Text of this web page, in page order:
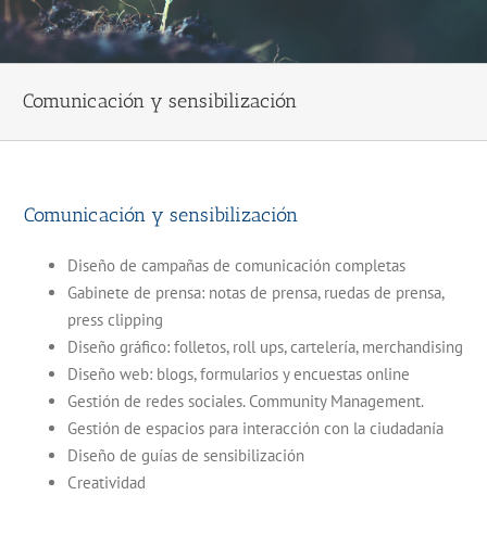
Comunicación y sensibilización
Comunicación y sensibilización
Diseño de campañas de comunicación completas
Gabinete de prensa: notas de prensa, ruedas de prensa,
press clipping
Diseño gráfico: folletos, roll ups, cartelería, merchandising
Diseño web: blogs, formularios y encuestas online
Gestión de redes sociales. Community Management.
Gestión de espacios para interacción con la ciudadanía
Diseño de guías de sensibilización
Creatividad